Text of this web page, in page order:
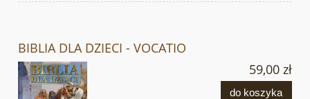
BIBLIA DLA DZIECI - VOCATIO
59,00 zł
do koszyka